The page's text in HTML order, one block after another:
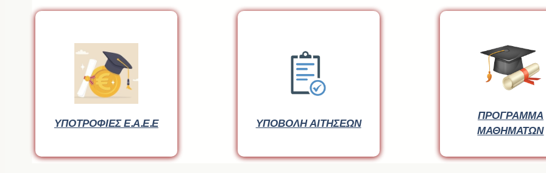
ΥΠΟΤΡΟΦΙΕΣ Ε.Α.Ε.Ε ΥΠΟΒΟΛΗ ΑΙΤΗΣΕΩΝ
ΠΡΟΓΡΑΜΜΑ
ΜΑΘΗΜΑΤΩΝ
ΥΠΟΤΡΟΦΙΕΣ Ε.Α.Ε.Ε ΥΠΟΒΟΛΗ ΑΙΤΗΣΕΩΝ
ΠΡΟΓΡΑΜΜΑ
ΜΑΘΗΜΑΤΩΝ